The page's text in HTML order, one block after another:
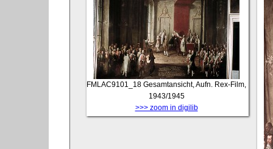
FMLAC9101_18 Gesamtansicht, Aufn. Rex-Film,
1943/1945
>>> zoom in digilib